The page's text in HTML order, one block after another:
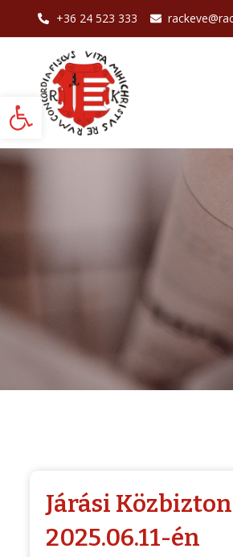
Eszköztár
+36 24 523 333
Járási
2025.06.11-én